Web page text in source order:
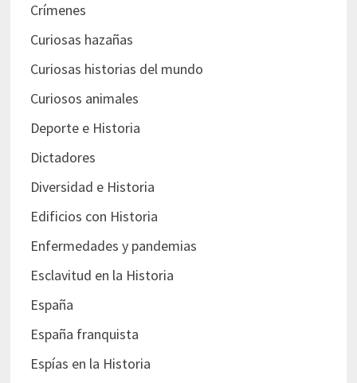
Crímenes
Curiosas hazañas
Curiosas historias del mundo
Curiosos animales
Deporte e Historia
Dictadores
Diversidad e Historia
Edificios con Historia
Enfermedades y pandemias
Esclavitud en la Historia
España
España franquista
Espías en la Historia